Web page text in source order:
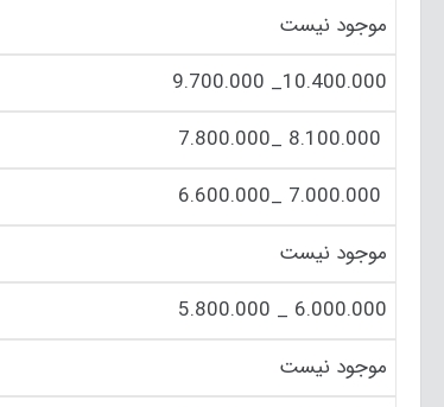
موجود نیست
10.400.000_ 9.700.000
موجود نیست
6.000.000 _ 5.800.000
موجود نیست